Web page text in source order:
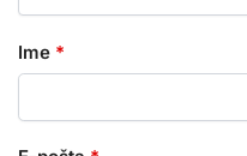
Ime *